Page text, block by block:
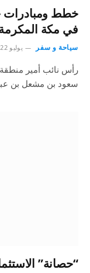
خطط ومبادرات
في مكة
سياحة و سفر يوليو 22, 2024
رأس نائب أمير
سعود بن مشعل بن
“حصانة”